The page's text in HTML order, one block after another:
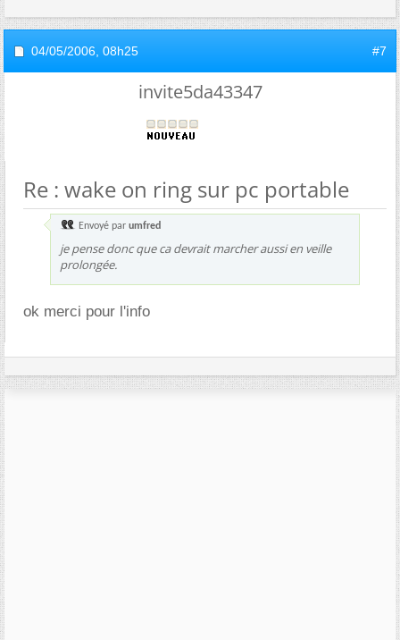
04/05/2006, 08h25 #7
invite5da43347
Re : wake on ring sur pc portable
Envoyé par umfred
je pense donc que ca devrait marcher aussi en veille
prolongée.
ok merci pour l'info